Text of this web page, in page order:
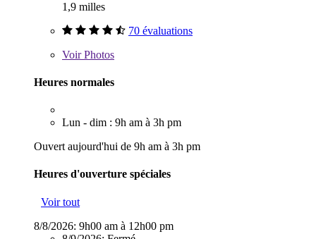
1,9 milles
70 évaluations
VoirPhotos
Heures normales
Lun - dim : 9h am à 3h pm
Ouvert aujourd'hui de 9h am à 3h pm
Heures d'ouverture spéciales
Voir tout
8/8/2026: 9h00 am à 12h00 pm